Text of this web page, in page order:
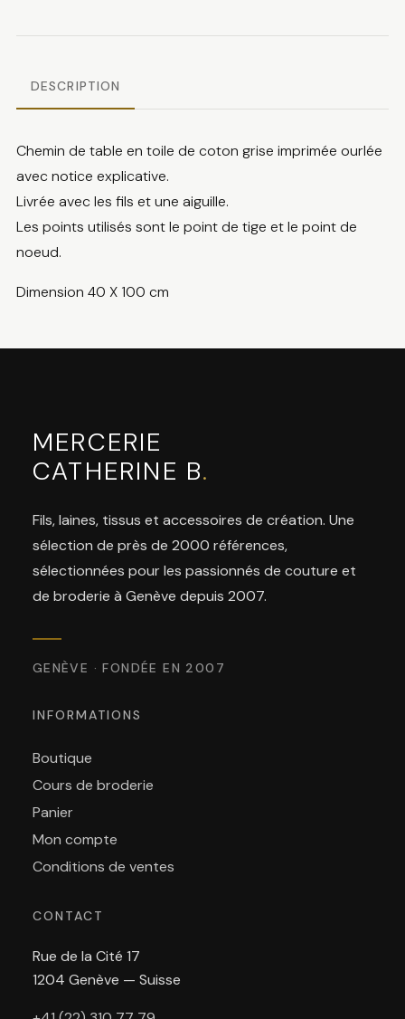
fleurs
DESCRIPTION
Chemin de table en toile de coton grise imprimée ourlée
avec notice explicative.
Livrée avec les fils et une aiguille.
Les points utilisés sont le point de tige et le point de
noeud.
Dimension 40 X 100 cm
MERCERIE
CATHERINE B.
Fils, laines, tissus et accessoires de création. Une
sélection de près de 2000 références,
sélectionnées pour les passionnés de couture et
de broderie à Genève depuis 2007.
GENÈVE · FONDÉE EN 2007
INFORMATIONS
Boutique
Cours de broderie
Panier
Mon compte
Conditions de ventes
CONTACT
Rue de la Cité 17
1204 Genève — Suisse